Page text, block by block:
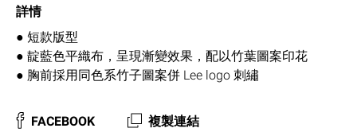
詳情
● 短款版型
● 靛藍色平織布，呈現漸變效果，配以竹葉圖案印花
● 胸前採用同色系竹子圖案併 Lee logo 刺繡
FACEBOOK 複製連結